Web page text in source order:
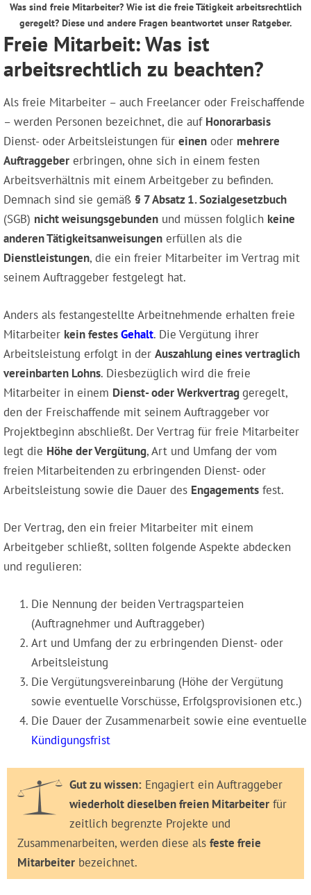
Was sind freie Mitarbeiter? Wie ist die freie Tätigkeit arbeitsrechtlich
geregelt? Diese und andere Fragen beantwortet unser Ratgeber.
Freie Mitarbeit: Was ist
arbeitsrechtlich zu beachten?
Als freie Mitarbeiter – auch Freelancer oder Freischaffende
– werden Personen bezeichnet, die auf Honorarbasis
Dienst- oder Arbeitsleistungen für einen oder mehrere
Auftraggeber erbringen, ohne sich in einem festen
Arbeitsverhältnis mit einem Arbeitgeber zu befinden.
Demnach sind sie gemäß § 7 Absatz 1. Sozialgesetzbuch
(SGB) nicht weisungsgebunden und müssen folglich keine
anderen Tätigkeitsanweisungen erfüllen als die
Dienstleistungen, die ein freier Mitarbeiter im Vertrag mit
seinem Auftraggeber festgelegt hat.
Anders als festangestellte Arbeitnehmende erhalten freie
Mitarbeiter kein festesGehalt. Die Vergütung ihrer
Arbeitsleistung erfolgt in der Auszahlung eines vertraglich
vereinbarten Lohns. Diesbezüglich wird die freie
Mitarbeiter in einem Dienst- oder Werkvertraggeregelt,
den der Freischaffende mit seinem Auftraggeber vor
Projektbeginn abschließt. Der Vertrag für freie Mitarbeiter
legt die Höhe der Vergütung, Art und Umfang der vom
freien Mitarbeitenden zu erbringenden Dienst- oder
Arbeitsleistung sowie die Dauer des Engagements fest.
Der Vertrag, den ein freier Mitarbeiter mit einem
Arbeitgeber schließt, sollten folgende Aspekte abdecken
und regulieren:
Die Nennung der beiden Vertragsparteien
(Auftragnehmer und Auftraggeber)
Art und Umfang der zu erbringenden Dienst- oder
Arbeitsleistung
Die Vergütungsvereinbarung (Höhe der Vergütung
sowie eventuelle Vorschüsse, Erfolgsprovisionen etc.)
Die Dauer der Zusammenarbeit sowie eine eventuelle
Kündigungsfrist
Gut zu wissen: Engagiert ein Auftraggeber
wiederholt dieselben freien Mitarbeiter für
zeitlich begrenzte Projekte und
Zusammenarbeiten, werden diese als feste freie
Mitarbeiter bezeichnet.